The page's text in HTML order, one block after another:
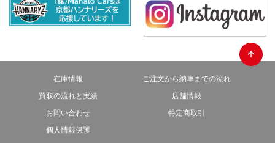
在庫情報
ご注文から納車までの流れ
買取の流れと実績
店舗情報
お問い合わせ
特定商取引
個人情報保護